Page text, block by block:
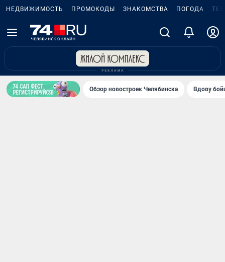
НЕДВИЖИМОСТЬ ПРОМОКОДЫ ЗНАКОМСТВА ПОГОДА
Обзор новостроек Челябинска Вдову